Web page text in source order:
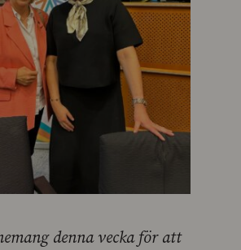
denna vecka för att